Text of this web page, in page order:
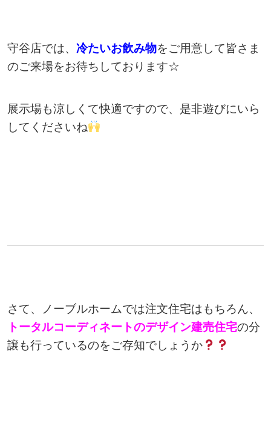
守谷店では、 冷たいお飲み物をご用意して皆さま
のご来場をお待ちしております☆
展示場も涼しくて快適ですので、是非遊びにいら
してくださいね
さて、ノーブルホームでは注文住宅はもちろん、
トータルコーディネートのデザイン建売住宅の分
譲も行っているのをご存知でしょうか